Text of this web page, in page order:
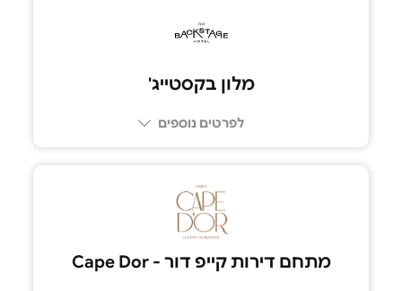
מלון בקסטייג'
לפרטים נוספים
מתחם דירות קייפ דור - Cape Dor